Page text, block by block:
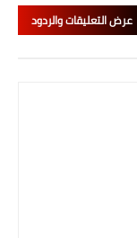
عرض التعليقات والردود